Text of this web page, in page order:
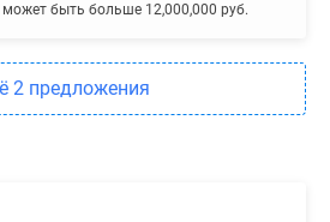
быть больше 12,000,000 руб.
2 предложения